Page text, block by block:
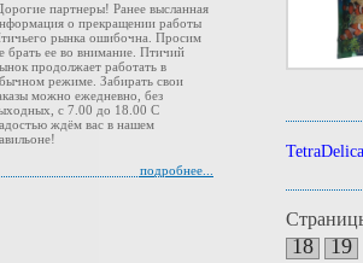
TetraDelica
18
19
партнеры! Ранее высланная
о прекращении работы
рынка ошибочна. Просим
брать ее во внимание. Птичий
продолжает работать в
режиме. Забирать свои
можно ежедневно, без
с 7.00 до 18.00 С
ждём вас в нашем
подробнее...